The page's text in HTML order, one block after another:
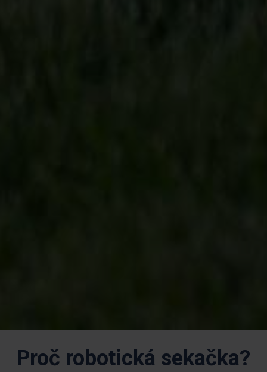
Proč robotická sekačka?